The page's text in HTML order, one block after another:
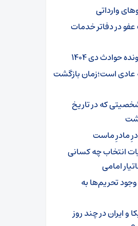
در دفاتر خدمات
حوادث دی ۱۴۰۴
است؛زمان بازگشت
که در تاریخ
مادرِ ماست
انتخاب چه کسانی
امامی
تحریم‌ها به
و ایران در چند روز